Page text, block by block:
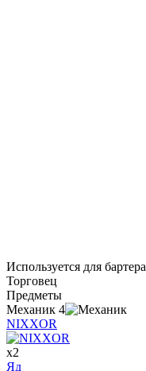
Используется для бартера
Торговец
Предметы
Механик 4
NIXXOR
x2
Яд